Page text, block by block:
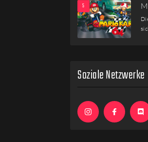
Soziale Netzwerke